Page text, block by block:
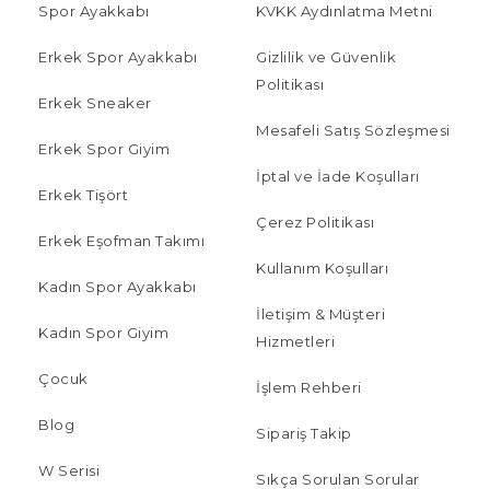
Spor Ayakkabı
Erkek Spor Ayakkabı
Erkek Sneaker
Erkek Spor Giyim
Erkek Tişört
Erkek Eşofman Takımı
Kadın Spor Ayakkabı
Kadın Spor Giyim
Çocuk
Blog
W Serisi
KVKK Aydınlatma Metni
Gizlilik ve Güvenlik
Politikası
Mesafeli Satış Sözleşmesi
İptal ve İade Koşulları
Çerez Politikası
Kullanım Koşulları
İletişim & Müşteri
Hizmetleri
İşlem Rehberi
Sipariş Takip
Sıkça Sorulan Sorular